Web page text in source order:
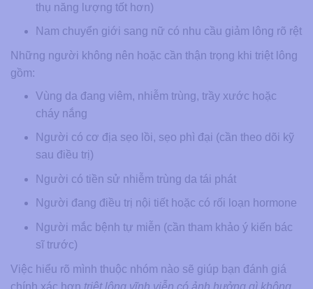
thụ năng lượng tốt hơn)
Nam chuyển giới sang nữ có nhu cầu giảm lông rõ rệt
Những người không nên hoặc cần thận trọng khi triệt lông
gồm:
Vùng da đang viêm, nhiễm trùng, trầy xước hoặc
cháy nắng
Người có cơ địa sẹo lồi, sẹo phì đại (cần theo dõi kỹ
sau điều trị)
Người có tiền sử nhiễm trùng da tái phát
Người đang điều trị nội tiết hoặc có rối loạn hormone
Người mắc bệnh tự miễn (cần tham khảo ý kiến bác
sĩ trước)
Việc hiểu rõ mình thuộc nhóm nào sẽ giúp bạn đánh giá
chính xác hơn triệt lông vĩnh viễn có ảnh hưởng gì không